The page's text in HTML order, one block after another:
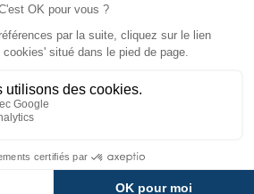
DISPONIBLE IMMÉDIATEMENT
DANS 42 MAGASIN(S)
AJOUTER AU PANIER
Informations complémentaires